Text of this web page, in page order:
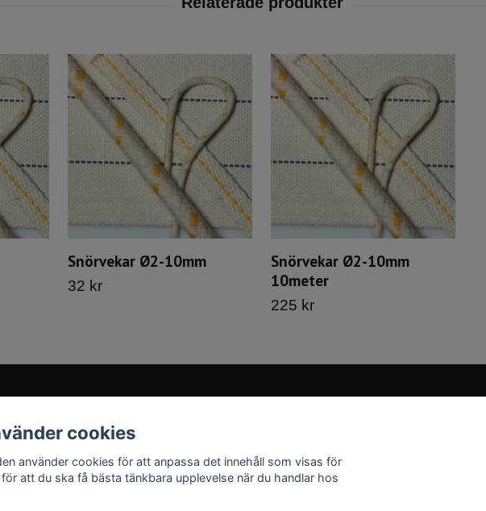
Snörvekar Ø2-10mm
32 kr
Snörvekar Ø2-10mm
10meter
225 kr
Facebook
cookies
använder cookies för att anpassa det innehåll som visas för
att du ska få bästa tänkbara upplevelse när du handlar hos